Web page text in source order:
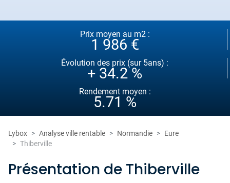
Prix moyen au m2 :
1 986 €
Évolution des prix (sur 5ans) :
+ 34.2 %
Rendement moyen :
5.71 %
Lybox Analyse ville rentable Normandie
Eure
Thiberville
Présentation de Thiberville